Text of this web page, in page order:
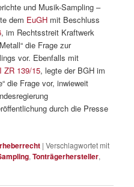
und Musik-Sampling –
dem EuGH mit Beschluss
, im Rechtsstreit Kraftwerk
die Frage zur
vor. Ebenfalls mit
I ZR 139/15, legte der BGH im
die Frage vor, inwieweit
durch die Presse
|Verschlagwortet mit
,Tonträgerhersteller,